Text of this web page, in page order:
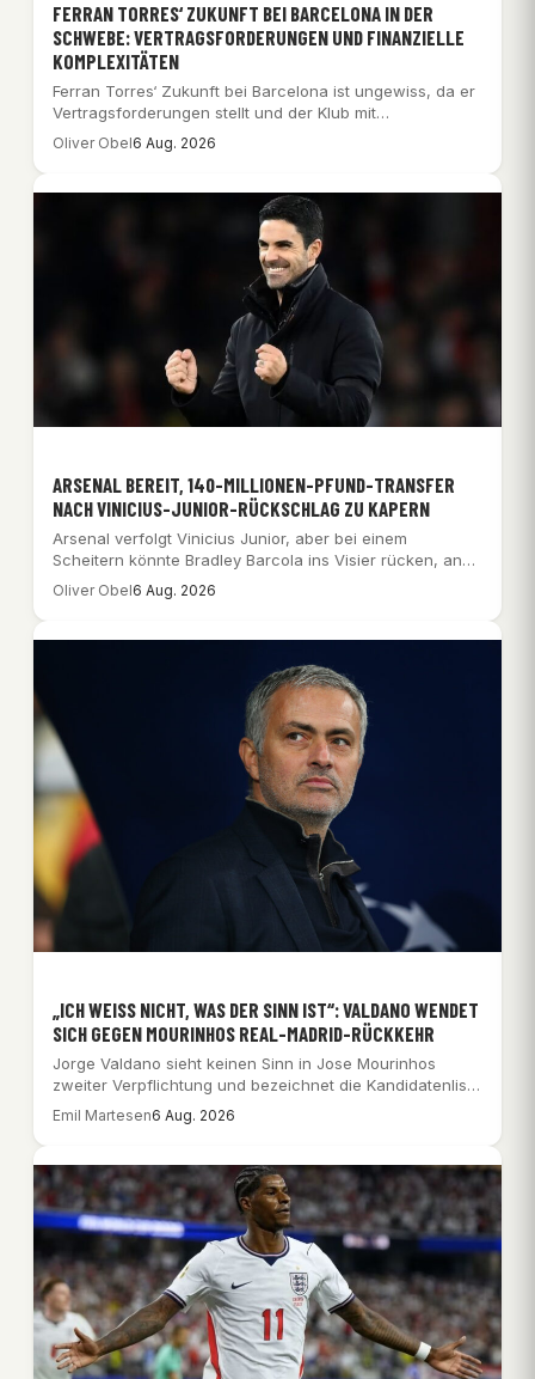
FERRAN TORRES‘ ZUKUNFT BEI BARCELONA IN DER
SCHWEBE: VERTRAGSFORDERUNGEN UND FINANZIELLE
KOMPLEXITÄTEN
Ferran Torres‘ Zukunft bei Barcelona ist ungewiss, da er
Vertragsforderungen stellt und der Klub mit…
Oliver Obel6 Aug. 2026
ARSENAL BEREIT, 140-MILLIONEN-PFUND-TRANSFER
NACH VINICIUS-JUNIOR-RÜCKSCHLAG ZU KAPERN
Arsenal verfolgt Vinicius Junior, aber bei einem
Scheitern könnte Bradley Barcola ins Visier rücken, an…
Oliver Obel6 Aug. 2026
„ICH WEISS NICHT, WAS DER SINN IST“: VALDANO WENDET S
ICH GEGEN MOURINHOS REAL-MADRID-RÜCKKEHR
Jorge Valdano sieht keinen Sinn in Jose Mourinhos
zweiter Verpflichtung und bezeichnet die Kandidatenliste
von…
Emil Martesen6 Aug. 2026